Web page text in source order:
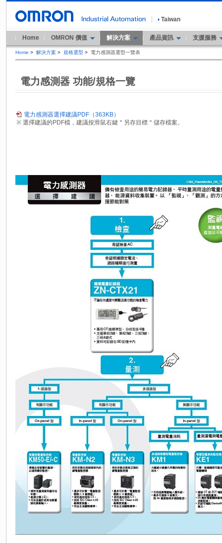
Taiwan
Home OMRON 價值 解決方案 產品資訊 支援服務
Home > 解決方案 > 規格選型 > 電力感測器選型一覽表
電力感測器 功能/規格一覽
電力感測器選擇建議PDF（363KB）
※ 選擇建議的PDF檔，建議按滑鼠右鍵＂另存目標＂儲存檔案。